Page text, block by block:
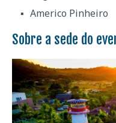
Americo Pinheiro
Sobre a sede do